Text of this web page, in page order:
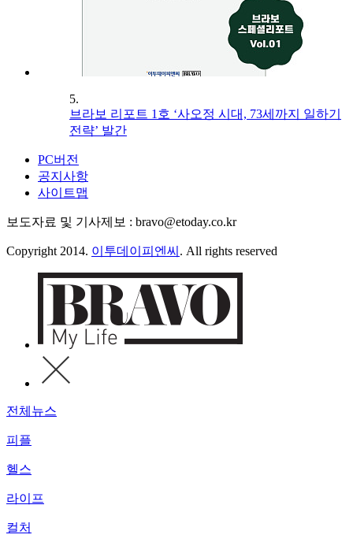
5.
브라보 리포트 1호 ‘사오정 시대, 73세까지 일하기
전략’ 발간
PC버전
공지사항
사이트맵
보도자료 및 기사제보 : bravo@etoday.co.kr
Copyright 2014. 이투데이피엔씨 . All rights reserved
전체뉴스
피플
헬스
라이프
컬처